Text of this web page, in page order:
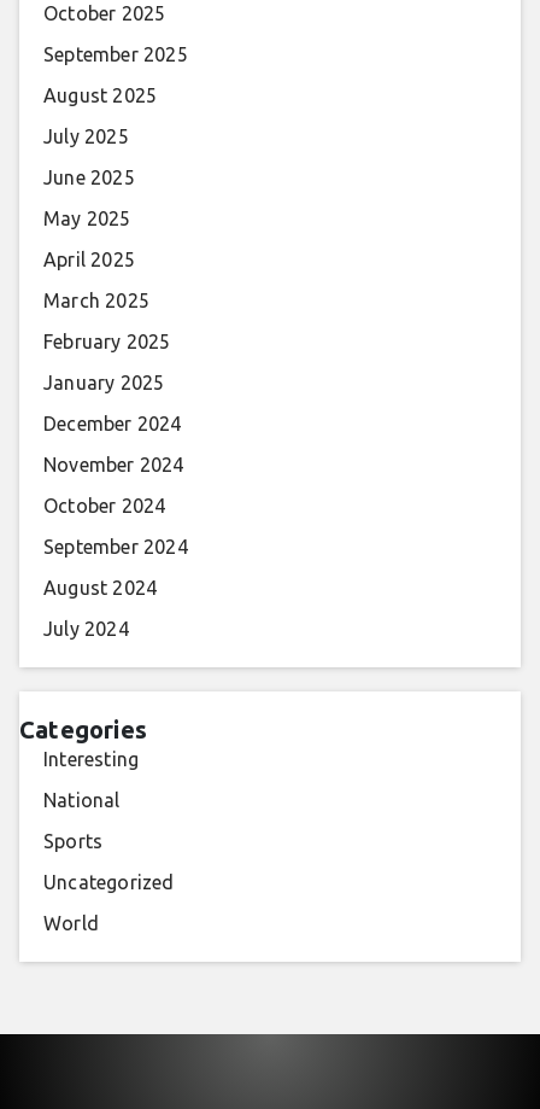
October 2025
September 2025
August 2025
July 2025
June 2025
May 2025
April 2025
March 2025
February 2025
January 2025
December 2024
November 2024
October 2024
September 2024
August 2024
July 2024
Categories
Interesting
National
Sports
Uncategorized
World